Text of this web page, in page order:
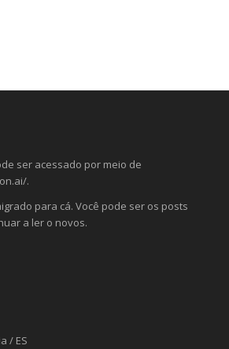
ser acessado por meio de
.
para cá. Você pode ser os posts
a ler o novos.
/ ES